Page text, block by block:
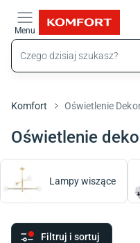
Menu
Komfort Oświetlenie
Oświetlenie
Lampy wiszące
Filtruj i sortuj